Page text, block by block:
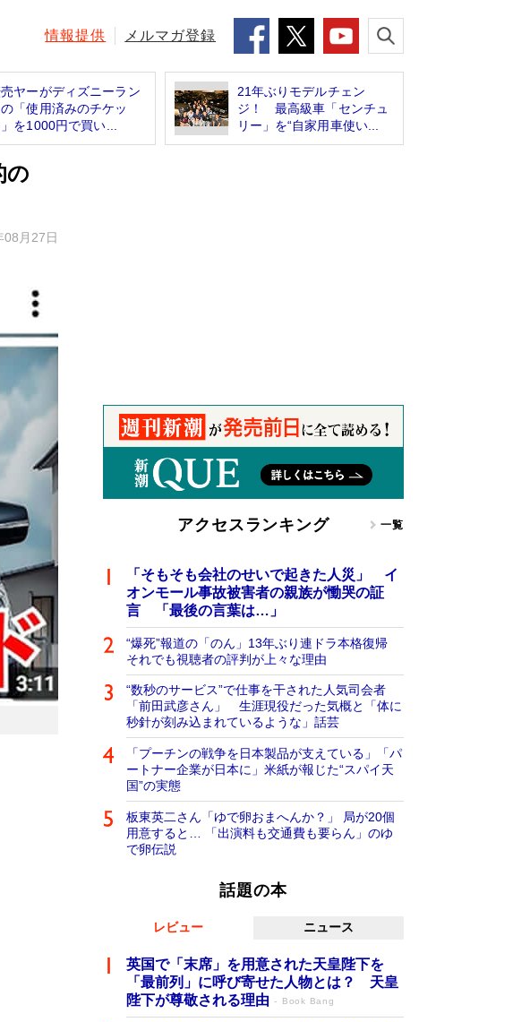
情報提供 メルマガ登録
ヤーがディズニーラン
の「使用済みのチケッ
」を1000円で買い...
21年ぶりモデルチェン
ジ！ 最高級車「センチュ
リー」を“自家用車使い...
の
08月27日
アクセスランキング 一覧
「そもそも会社のせいで起きた人災」 イ
オンモール事故被害者の親族が慟哭の証
言 「最後の言葉は…」
“爆死”報道の「のん」13年ぶり連ドラ本格復帰
それでも視聴者の評判が上々な理由
“数秒のサービス”で仕事を干された人気司会者
「前田武彦さん」 生涯現役だった気概と「体に
秒針が刻み込まれているような」話芸
「プーチンの戦争を日本製品が支えている」「パ
ートナー企業が日本に」米紙が報じた“スパイ天
国”の実態
板東英二さん「ゆで卵おまへんか？」 局が20個
用意すると… 「出演料も交通費も要らん」のゆ
で卵伝説
話題の本
レビュー ニュース
英国で「末席」を用意された天皇陛下を
「最前列」に呼び寄せた人物とは？ 天皇
陛下が尊敬される理由
Book Bang